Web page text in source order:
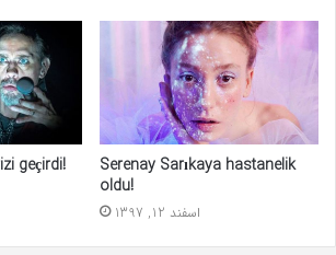
geçirdi!
Serenay Sarıkaya hastanelik
oldu!
اسفند 12, 1397